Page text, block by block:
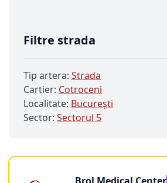
Filtre strada
Tip artera: Strada
Cartier: Cotroceni
Localitate: Bucureşti
Sector: Sectorul 5